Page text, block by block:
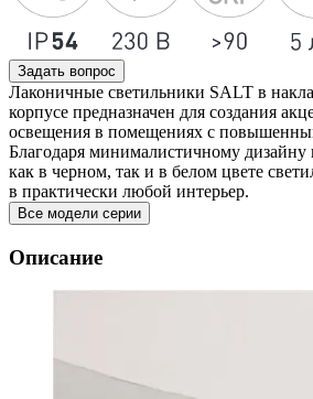
Задать вопрос
Лаконичные светильники SALT в
корпусе предназначен для создания
освещения в помещениях с
Благодаря минималистичному
как в черном, так и в белом цвете
в практически любой интерьер.
Все модели серии
Описание